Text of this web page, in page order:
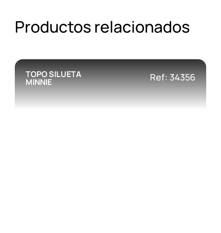
Productos relacionados
TOPO SILUETA
MINNIE Ref: 34356